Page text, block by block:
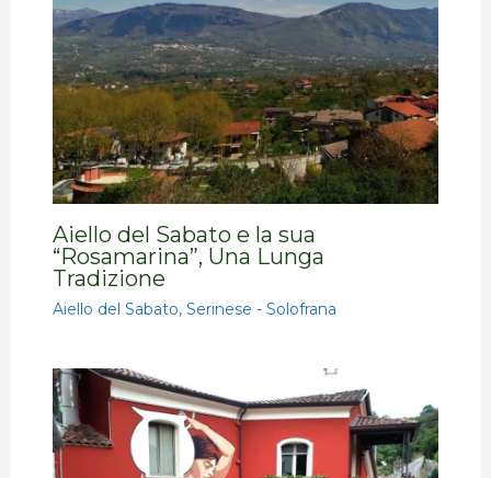
Aiello del Sabato e la sua
“Rosamarina”, Una Lunga
Tradizione
Aiello del Sabato,Serinese - Solofrana